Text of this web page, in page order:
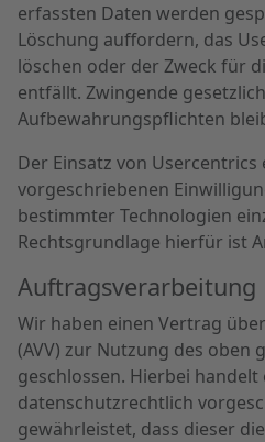
erfassten Daten werden
Löschung auffordern, das
löschen oder der Zweck für
entfällt. Zwingende
Aufbewahrungspflichten
Der Einsatz von
vorgeschriebenen
bestimmter Technologien
Rechtsgrundlage hierfür ist
Auftragsverarbeitung
Wir haben einen Vertrag
(AVV) zur Nutzung des oben
geschlossen. Hierbei handelt
datenschutzrechtlich
gewährleistet, dass dieser